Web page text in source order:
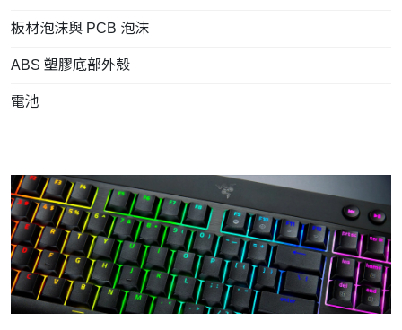
板材泡沫與 PCB 泡沫
ABS 塑膠底部外殼
電池